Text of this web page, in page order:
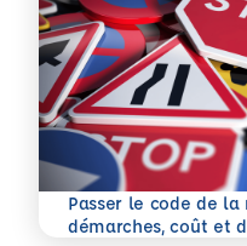
Passer le code de
démarches, coût et
En savoir plus